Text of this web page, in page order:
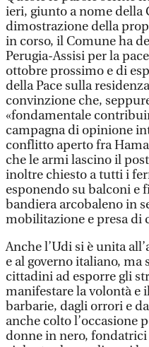
ieri, giunto a nome della
dimostrazione della
in corso, il Comune ha
Perugia-Assisi per la
ottobre prossimo e di
della Pace sulla
convinzione che,
«fondamentale
campagna di opinione
conflitto aperto fra
che le armi lascino il
inoltre chiesto a tutti i
esponendo su balconi e
bandiera arcobaleno in
mobilitazione e presa di
Anche l’Udi si è unita
e al governo italiano,
cittadini ad esporre gli
manifestare la volontà e
barbarie, dagli orrori e
anche colto l’occasione
donne in nero,